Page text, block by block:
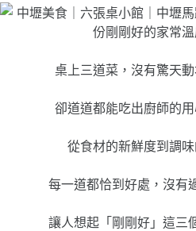
桌上三道菜，沒有驚天動
卻道道都能吃出廚師的用
從食材的新鮮度到調味
每一道都恰到好處，沒有
讓人想起「剛剛好」這三